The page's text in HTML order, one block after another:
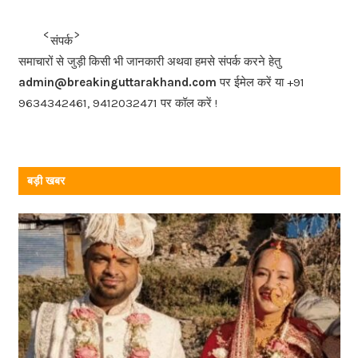
b
o
o
k
संपर्क
समाचारों से जुड़ी किसी भी जानकारी अथवा हमसे संपर्क करने हेतु
admin@breakinguttarakhand.com पर ईमेल करें या +91
9634342461, 9412032471 पर कॉल करें !
बड़ी खबर